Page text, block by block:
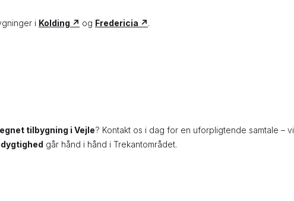
i Kolding ↗ og Fredericia ↗.
tilbygning i Vejle? Kontakt os i dag for en uforpligtende samtale –
går hånd i hånd i Trekantområdet.